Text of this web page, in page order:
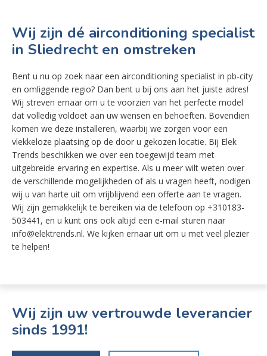
Wij zijn dé airconditioning specialist
in Sliedrecht en omstreken
Bent u nu op zoek naar een airconditioning specialist in pb-city
en omliggende regio? Dan bent u bij ons aan het juiste adres!
Wij streven ernaar om u te voorzien van het perfecte model
dat volledig voldoet aan uw wensen en behoeften. Bovendien
komen we deze installeren, waarbij we zorgen voor een
vlekkeloze plaatsing op de door u gekozen locatie. Bij Elek
Trends beschikken we over een toegewijd team met
uitgebreide ervaring en expertise. Als u meer wilt weten over
de verschillende mogelijkheden of als u vragen heeft, nodigen
wij u van harte uit om vrijblijvend een offerte aan te vragen.
Wij zijn gemakkelijk te bereiken via de telefoon op +310183-
503441, en u kunt ons ook altijd een e-mail sturen naar
info@elektrends.nl. We kijken ernaar uit om u met veel plezier
te helpen!
Wij zijn uw vertrouwde leverancier
sinds 1991!